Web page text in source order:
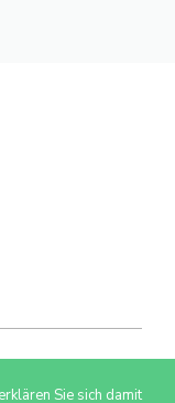
Sie sich damit